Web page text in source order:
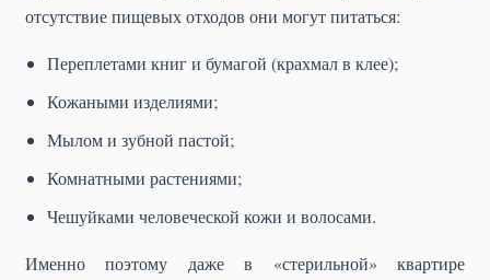
отсутствие пищевых отходов они могут питаться:
Переплетами книг и бумагой (крахмал в клее);
Кожаными изделиями;
Мылом и зубной пастой;
Комнатными растениями;
Чешуйками человеческой кожи и волосами.
Именно поэтому даже в «стерильной» квартире